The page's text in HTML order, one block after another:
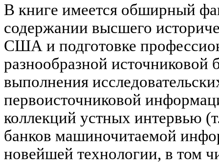
В книге имеется обширный
содержании высшего
США и подготовке
разнообразной источниковой
выполнения
первоисточниковой
коллекций устных интервью
банков машиночитаемой
новейшей технологии, в том